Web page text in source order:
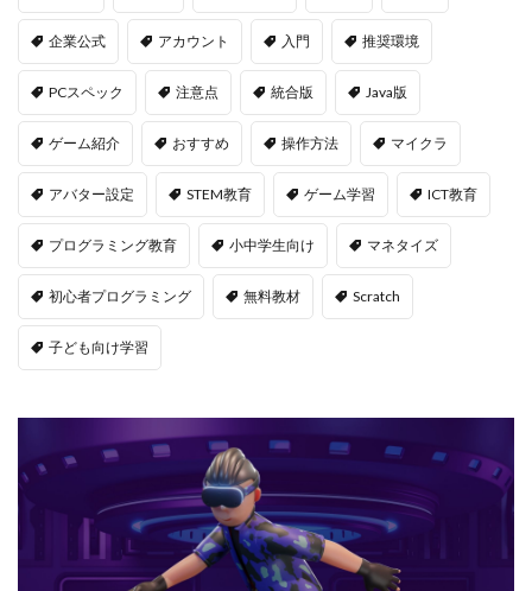
企業公式 アカウント 入門 推奨環境
PCスペック 注意点 統合版 Java版
ゲーム紹介 おすすめ 操作方法 マイクラ
アバター設定 STEM教育 ゲーム学習 ICT教育
プログラミング教育 小中学生向け マネタイズ
初心者プログラミング 無料教材 Scratch
子ども向け学習